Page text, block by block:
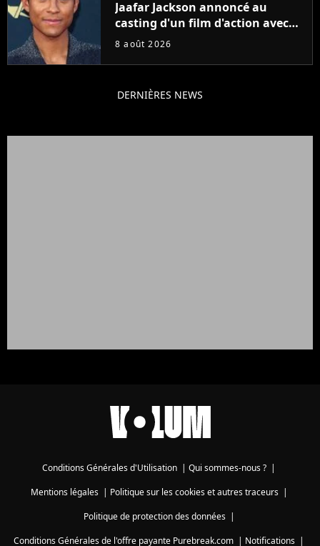
Jaafar Jackson annoncé au
casting d'un film d'action avec
Will Smith
8 août 2026
DERNIÈRES NEWS
Conditions Générales d'Utilisation | Qui sommes-nous ? |
Mentions légales| Politique sur les cookies et autres traceurs|
Politique de protection des données|
Conditions Générales de l'offre payante Purebreak.com | Notifications |